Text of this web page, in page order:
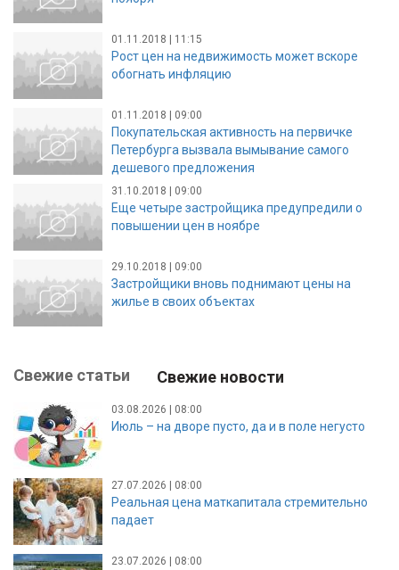
01.11.2018 | 11:15
Рост цен на недвижимость может вскоре
обогнать инфляцию
01.11.2018 | 09:00
Покупательская активность на первичке
Петербурга вызвала вымывание самого
дешевого предложения
31.10.2018 | 09:00
Еще четыре застройщика предупредили о
повышении цен в ноябре
29.10.2018 | 09:00
Застройщики вновь поднимают цены на
жилье в своих объектах
Свежие статьи Свежие новости
03.08.2026 | 08:00
Июль – на дворе пусто, да и в поле негусто
27.07.2026 | 08:00
Реальная цена маткапитала стремительно
падает
23.07.2026 | 08:00